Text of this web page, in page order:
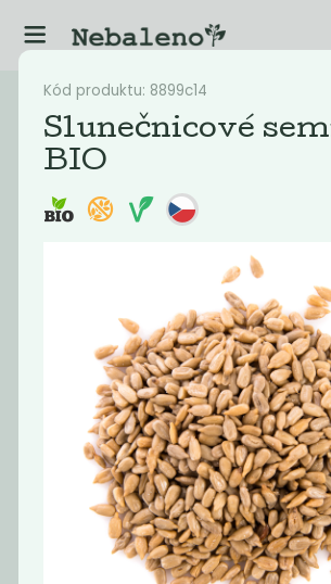
Katalog Potraviny
Filtrovat produkty
Lněné semínko
Kód produktu: 8899c14
Slunečnicové
BIO